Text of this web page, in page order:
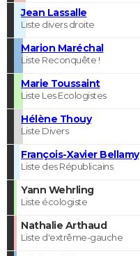
Jean Lassalle
Liste divers droite
Marion Maréchal
Liste Reconquête !
Marie Toussaint
Liste Les Ecologistes
Hélène Thouy
Liste Divers
François-Xavier Bellamy
Liste des Républicains
Yann Wehrling
Liste écologiste
Nathalie Arthaud
Liste d'extrême-gauche